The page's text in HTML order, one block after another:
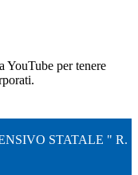
YouTube per tenere
STATALE " R.